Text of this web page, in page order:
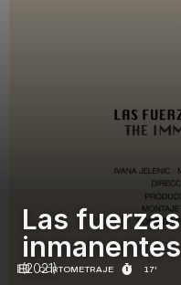
CORTOMETRAJE 17'
Las fuerzas
inmanentes
(2021)